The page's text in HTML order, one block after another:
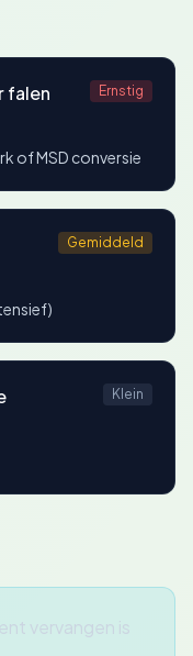
falen Ernstig
of MSD conversie
Gemiddeld
Klein
vervangen is